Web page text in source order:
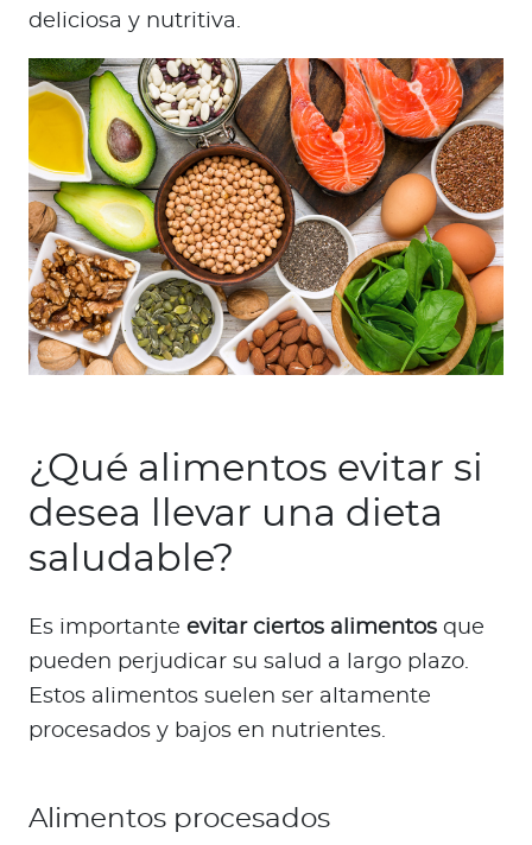
deliciosa y nutritiva.
¿Qué alimentos evitar si
desea llevar una dieta
saludable?
Es importante evitar ciertos alimentos que
pueden perjudicar su salud a largo plazo.
Estos alimentos suelen ser altamente
procesados y bajos en nutrientes.
Alimentos procesados